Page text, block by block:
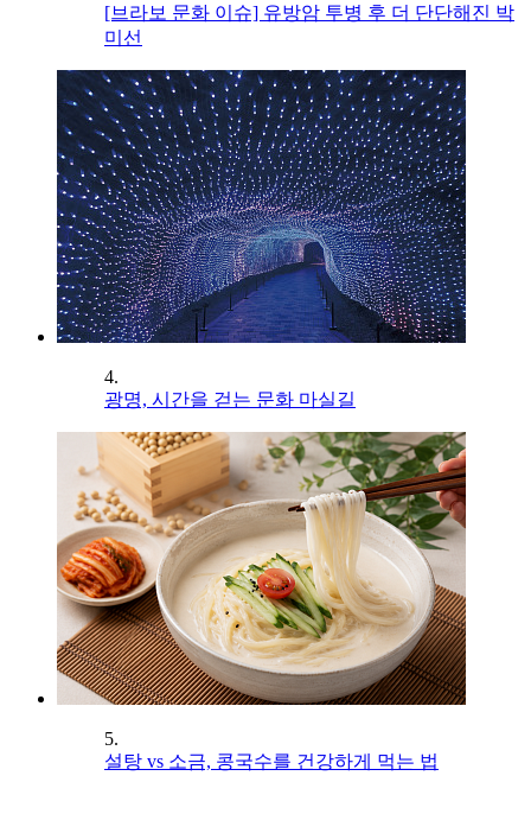
[브라보 문화 이슈] 유방암 투병 후 더 단단해진 박
미선
4.
광명, 시간을 걷는 문화 마실길
5.
설탕 vs 소금, 콩국수를 건강하게 먹는 법